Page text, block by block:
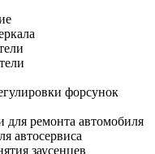
форсунок
ремонта автомобиля
автосервиса
заусенцев